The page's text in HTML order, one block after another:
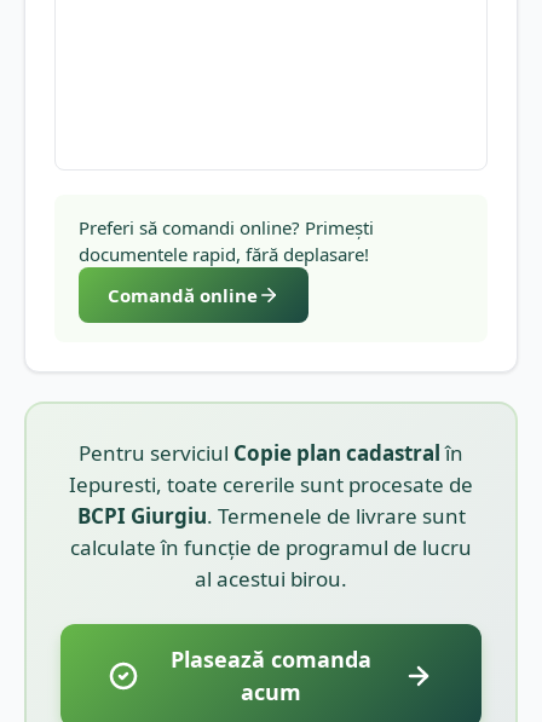
Preferi să comandi online? Primești
documentele rapid, fără deplasare!
Comandă online
Pentru serviciul Copie plan cadastralîn
Iepuresti, toate cererile sunt procesate de
BCPI Giurgiu. Termenele de livrare sunt
calculate în funcție de programul de lucru
al acestui birou.
Plasează comanda
acum